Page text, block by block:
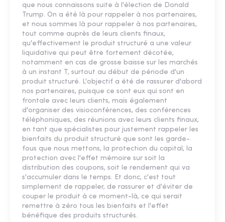
que nous connaissons suite à l'élection de Donald
Trump. On a été là pour rappeler à nos partenaires,
et nous sommes là pour rappeler à nos partenaires,
tout comme auprès de leurs clients finaux,
qu'effectivement le produit structuré a une valeur
liquidative qui peut être fortement décotée,
notamment en cas de grosse baisse sur les marchés
à un instant T, surtout au début de période d'un
produit structuré. L'objectif a été de rassurer d'abord
nos partenaires, puisque ce sont eux qui sont en
frontale avec leurs clients, mais également
d'organiser des visioconférences, des conférences
téléphoniques, des réunions avec leurs clients finaux,
en tant que spécialistes pour justement rappeler les
bienfaits du produit structuré que sont les garde-
fous que nous mettons, la protection du capital, la
protection avec l'effet mémoire sur soit la
distribution des coupons, soit le rendement qui va
s'accumuler dans le temps. Et donc, c'est tout
simplement de rappeler, de rassurer et d'éviter de
couper le produit à ce moment-là, ce qui serait
remettre à zéro tous les bienfaits et l'effet
bénéfique des produits structurés.